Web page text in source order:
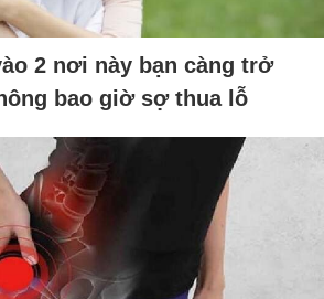
2 nơi này bạn càng trở
bao giờ sợ thua lỗ